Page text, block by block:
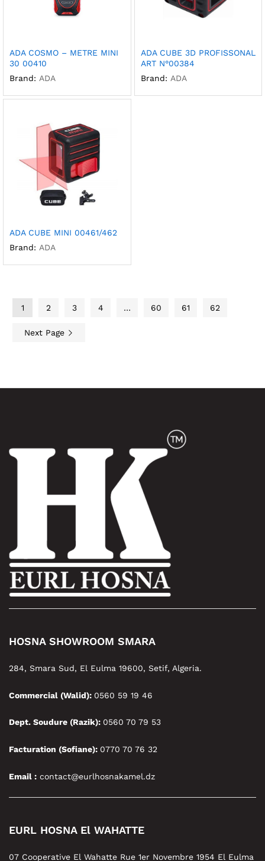
ADA COSMO – METRE MINI
30 00410
Brand: ADA
ADA CUBE 3D PROFISSONAL
ART N°00384
Brand: ADA
ADA CUBE MINI 00461/462
Brand: ADA
1 2 3 4 … 60 61 62
Next Page
HOSNA SHOWROOM SMARA
284, Smara Sud, El Eulma 19600, Setif, Algeria.
Commercial (Walid): 0560 59 19 46
Dept. Soudure (Razik): 0560 70 79 53
Facturation (Sofiane): 0770 70 76 32
Email : contact@eurlhosnakamel.dz
EURL HOSNA El WAHATTE
07 Cooperative El Wahatte Rue 1er Novembre 1954 El Eulma